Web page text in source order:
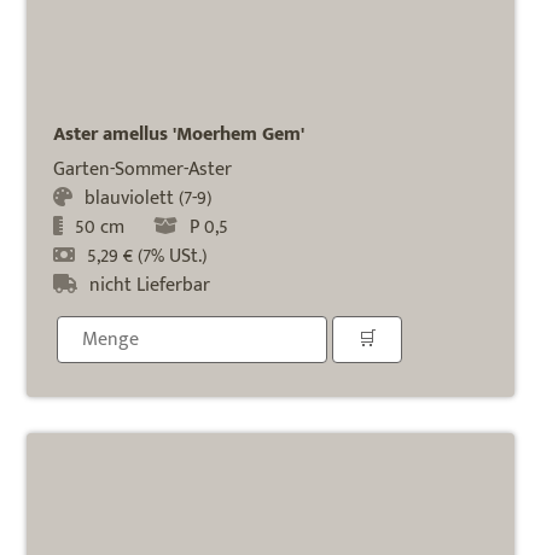
Aster amellus 'Moerhem Gem'
Garten-Sommer-Aster
blauviolett (7-9)
50 cm
P 0,5
5,29 € (7% USt.)
nicht Lieferbar